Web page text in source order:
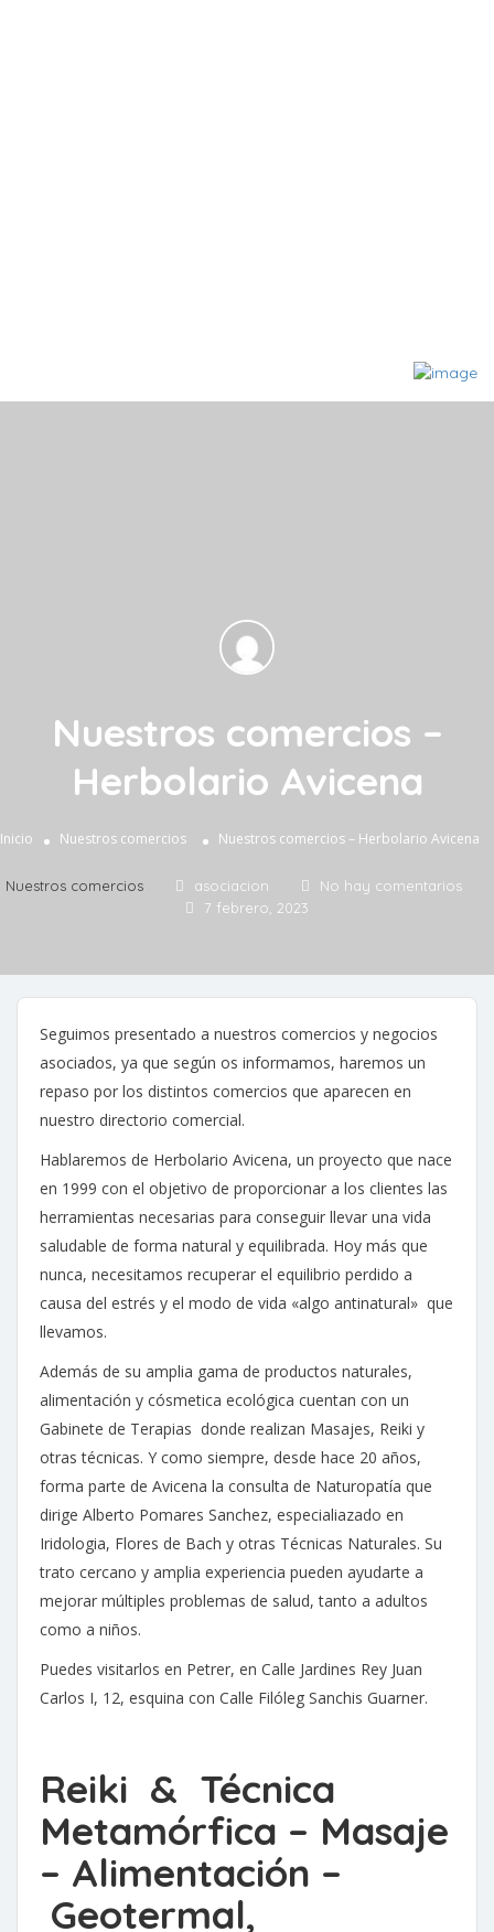
Nuestros comercios –
Herbolario Avicena
Inicio Nuestros comercios Nuestros comercios – Herbolario Avicena
Nuestros comercios asociacion
No hay comentarios
7 febrero, 2023
Seguimos presentado a nuestros comercios y negocios
asociados, ya que según os informamos, haremos un
repaso por los distintos comercios que aparecen en
nuestro directorio comercial.
Hablaremos de Herbolario Avicena, un proyecto que nace
en 1999 con el objetivo de proporcionar a los clientes las
herramientas necesarias para conseguir llevar una vida
saludable de forma natural y equilibrada. Hoy más que
nunca, necesitamos recuperar el equilibrio perdido a
causa del estrés y el modo de vida «algo antinatural» que
llevamos.
Además de su amplia gama de productos naturales,
alimentación y cósmetica ecológica cuentan con un
Gabinete de Terapias donde realizan Masajes, Reiki y
otras técnicas. Y como siempre, desde hace 20 años,
forma parte de Avicena la consulta de Naturopatía que
dirige Alberto Pomares Sanchez, especialiazado en
Iridologia, Flores de Bach y otras Técnicas Naturales. Su
trato cercano y amplia experiencia pueden ayudarte a
mejorar múltiples problemas de salud, tanto a adultos
como a niños.
Puedes visitarlos en Petrer, en Calle Jardines Rey Juan
Carlos I, 12, esquina con Calle Filóleg Sanchis Guarner.
Reiki & Técnica
Metamórfica – Masaje
– Alimentación –
Geotermal,